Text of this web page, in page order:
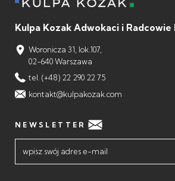
Kulpa Kozak Adwokaci i Radcowie
Woronicza 31, lok.107,
02-640 Warszawa
tel. (+48) 22 290 22 75
kontakt@kulpakozak.com
NEWSLETTER